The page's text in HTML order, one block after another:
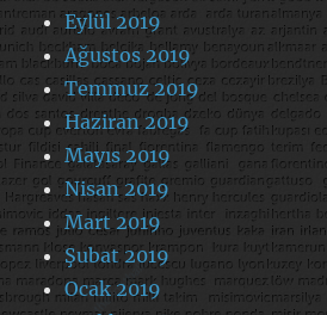
Eylül 2019
Ağustos 2019
Temmuz 2019
Haziran 2019
Mayıs 2019
Nisan 2019
Mart 2019
Şubat 2019
Ocak 2019